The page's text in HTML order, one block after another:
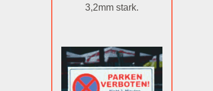
3,2mm stark.